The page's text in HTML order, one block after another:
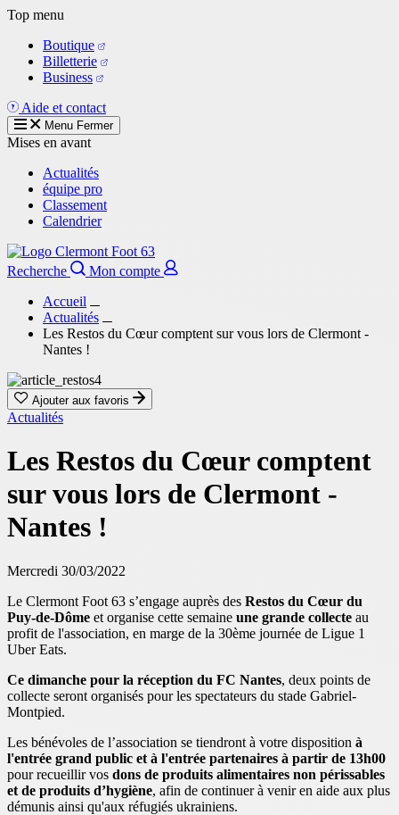
Aller
contenu
principal
Top menu
Boutique
Billetterie
Business
Aide et contact
Menu Fermer
Mises en avant
Actualités
équipe pro
Classement
Calendrier
Recherche
Mon compte
Accueil
Actualités
Les Restos du Cœur comptent sur vous lors de Clermont -
Nantes !
Ajouter aux favoris
Actualités
Les Restos du Cœur comptent
sur vous lors de Clermont -
Nantes !
Mercredi 30/03/2022
Le Clermont Foot 63 s’engage auprès des Restos du Cœur du
Puy-de-Dôme et organise cette semaine une grande collecte au
profit de l'association, en marge de la 30ème journée de Ligue 1
Uber Eats.
Ce dimanche pour la réception du FC Nantes, deux points de
collecte seront organisés pour les spectateurs du stade Gabriel-
Montpied.
Les bénévoles de l’association se tiendront à votre disposition à
l'entrée grand public et à l'entrée partenaires à partir de 13h00
pour recueillir vos dons de produits alimentaires non périssables
et de produits d’hygiène, afin de continuer à venir en aide aux plus
démunis ainsi qu'aux réfugiés ukrainiens.